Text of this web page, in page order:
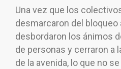
Una vez que los
desmarcaron del bloqueo
desbordaron los ánimos
de personas y cerraron a
de la avenida, lo que no